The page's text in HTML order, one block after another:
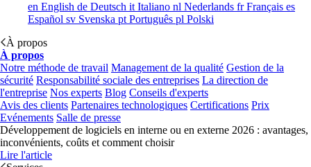
en English de Deutsch it Italiano nl Nederlands frFrançais es
Español sv Svenska pt Português pl Polski
À propos
À propos
Notre méthode de travail Management de la qualité Gestion de la
sécurité Responsabilité sociale des entreprises La direction de
l'entreprise Nos experts Blog Conseils d'experts
Avis des clients Partenaires technologiques Certifications Prix
Evénements Salle de presse
Développement de logiciels en interne ou en externe 2026 : avantages,
inconvénients, coûts et comment choisir
Lire l'article